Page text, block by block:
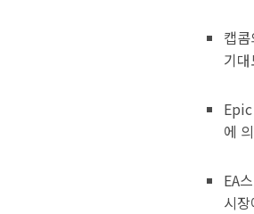
캡
기
에
EA
시